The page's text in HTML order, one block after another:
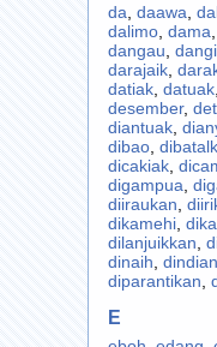
da daawa
dalimo, dama
dangau
darajaik,
datiak, datuak,
desember,
diantuak,
dibao,
dicakiak,
digampua
diiraukan
dikamehi,
dilanjuikkan
dinaih
diparantikan
E